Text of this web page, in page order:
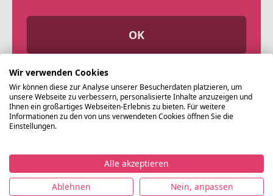
OK
Lagerverkaufsmode.de
Impressum Datenschutz Nutzungsbedingungen
Wir verwenden Cookies
Wir können diese zur Analyse unserer Besucherdaten platzieren, um
unsere Webseite zu verbessern, personalisierte Inhalte anzuzeigen und
Ihnen ein großartiges Webseiten-Erlebnis zu bieten. Für weitere
Informationen zu den von uns verwendeten Cookies öffnen Sie die
Einstellungen.
Alle akzeptieren
Ablehnen
Nein, anpassen